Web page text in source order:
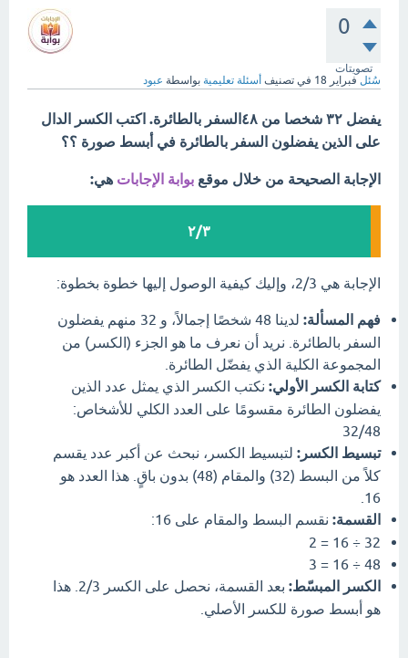
0
تصويتات
سُئل فبراير 18 في تصنيف أسئلة تعليمية بواسطة عبود
يفضل ٣٢ شخصا من ٤٨السفر بالطائرة. اكتب الكسر الدال
على الذين يفضلون السفر بالطائرة في أبسط صورة ؟؟
الإجابة الصحيحة من خلال موقع بوابة الإجابات هي:
٢/٣
الإجابة هي 2/3، وإليك كيفية الوصول إليها خطوة بخطوة:
فهم المسألة:
لدينا 48 شخصًا إجمالاً، و 32 منهم يفضلون
السفر بالطائرة. نريد أن نعرف ما هو الجزء (الكسر) من
المجموعة الكلية الذي يفضّل الطائرة.
كتابة الكسر الأولي: نكتب الكسر الذي يمثل عدد الذين
يفضلون الطائرة مقسومًا على العدد الكلي للأشخاص:
32/48
تبسيط الكسر: لتبسيط الكسر، نبحث عن أكبر عدد يقسم
كلاً من البسط (32) والمقام (48) بدون باقٍ. هذا العدد هو
16.
القسمة: نقسم البسط والمقام على 16:
32 ÷ 16 = 2
48 ÷ 16 = 3
الكسر المبسّط:
بعد القسمة، نحصل على الكسر 2/3. هذا
هو أبسط صورة للكسر الأصلي.